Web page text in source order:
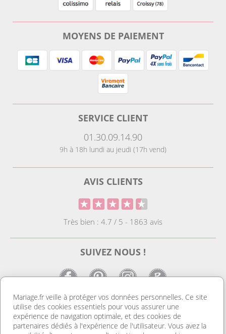
MOYENS DE PAIEMENT
SERVICE CLIENT
01.30.09.14.90
9h à 18h lundi au jeudi (17h vend)
AVIS CLIENTS
Très bien : 4.7 / 5 - 1863 avis
SUIVEZ NOUS !
LE SITE DE LA DECO MARIAGE
Notre site est le spécialiste de la décoration mariage. Vous
Mariage.fr veille à protéger vos données personnelles. Ce site
utilise des cookies essentiels pour vous assurer une
expérience de navigation optimale, et des cookies de
partenaires dédiés à l'expérience de l'utilisateur. Vous avez la